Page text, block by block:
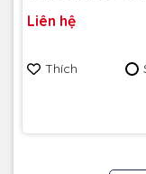
Bảo hành 3 năm
Liên hệ
Thích